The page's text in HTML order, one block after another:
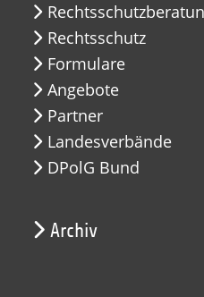
Rechtsschutz
Formulare
Angebote
Partner
Landesverbände
DPolG Bund
Archiv